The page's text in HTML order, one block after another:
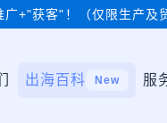
广+"获客"！（仅限生产及
出海百科 New 服